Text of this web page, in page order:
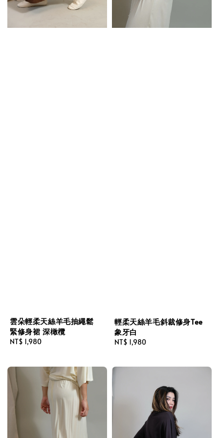
雲朵輕柔天絲羊毛抽繩鬆
緊修身裙 深橄欖
Regular
NT$ 1,980
輕柔天絲羊毛斜裁修身Tee
象牙白
Regular
NT$ 1,980